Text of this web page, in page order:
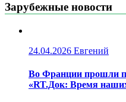
Зарубежные новости
24.04.2026 Евгений
Во Франции прошли
«RT.Док: Время